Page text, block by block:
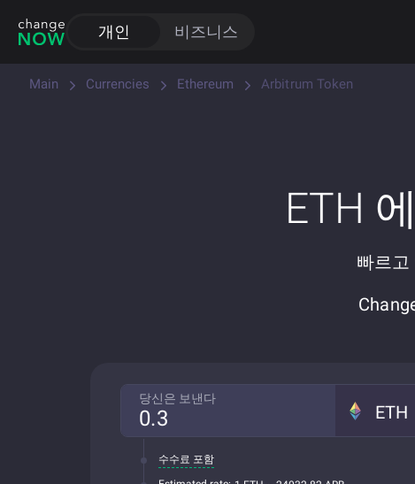
개인 비즈니스
Main Currencies Ethereum Arbitrum Token
ETH
빠르
당신은 보낸다
ETH
수수료 포함